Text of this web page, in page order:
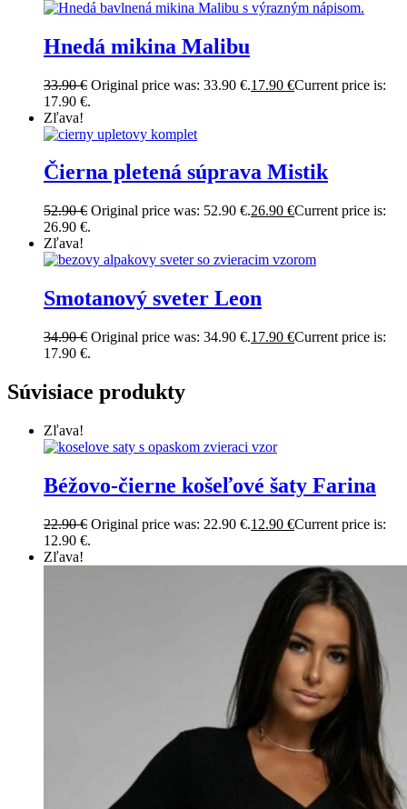
Hnedá mikina Malibu
33.90€ Original price was: 33.90 €.17.90 €Current price is:
17.90 €.
Zľava!
Čierna pletená súprava Mistik
52.90€ Original price was: 52.90 €.26.90 €Current price is:
26.90 €.
Zľava!
Smotanový sveter Leon
34.90€ Original price was: 34.90 €.17.90 €Current price is:
17.90 €.
Súvisiace produkty
Zľava!
Béžovo-čierne košeľové šaty Farina
22.90€ Original price was: 22.90 €.12.90 €Current price is:
12.90 €.
Zľava!